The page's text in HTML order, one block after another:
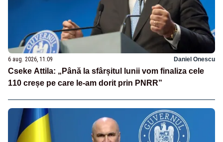
6 aug. 2026, 11:09 Daniel Onescu
Cseke Attila: „Până la sfârșitul lunii vom finaliza cele
110 creșe pe care le-am dorit prin PNRR”